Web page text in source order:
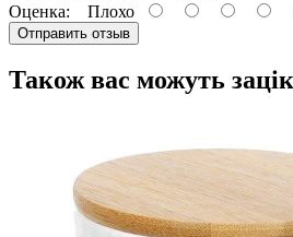
Оценка: Плохо
Отправить отзыв
Також вас можуть